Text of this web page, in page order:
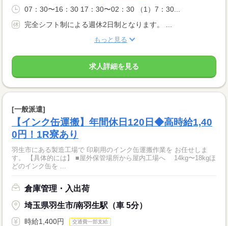
07：30〜16：30 17：30〜02：30 （1）7：30...
完全シフト制による週休2日制となります。 ...
もっと見る
求人詳細を見る
[一般派遣]
【インク缶運搬】年間休日120日◆高時給1,40
0円！1R寮あり
羽生市にある製造工場で 印刷用のインク缶運搬作業を お任せしま
す。 【具体的には】 ■屋外保管場所から屋内工場へ 14kg〜18kgほ
どのインク缶を ...
倉庫管理・入出荷
埼玉県羽生市/南羽生駅（車 5分）
時給1,400円 交通費一部支給